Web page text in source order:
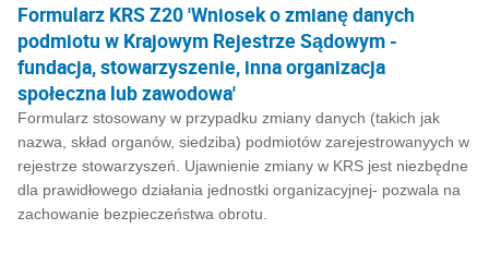
Formularz KRS Z20 'Wniosek o zmianę danych
podmiotu w Krajowym Rejestrze Sądowym -
fundacja, stowarzyszenie, inna organizacja
społeczna lub zawodowa'
Formularz stosowany w przypadku zmiany danych (takich jak
nazwa, skład organów, siedziba) podmiotów zarejestrowanyych w
rejestrze stowarzyszeń. Ujawnienie zmiany w KRS jest niezbędne
dla prawidłowego działania jednostki organizacyjnej- pozwala na
zachowanie bezpieczeństwa obrotu.